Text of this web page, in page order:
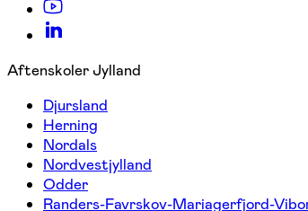
Aftenskoler Jylland
Djursland
Herning
Nordals
Nordvestjylland
Odder
Randers-Favrskov-Mariagerfjord-